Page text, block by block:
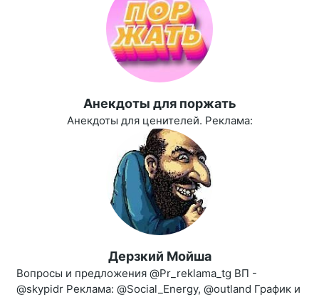
Aнекдоты для поржать
Анекдоты для ценителей. Реклама:
Дерзкий Мойша
Вопросы и предложения @Pr_reklama_tg ВП -
@skypidr Реклама: @Social_Energy, @outland График и